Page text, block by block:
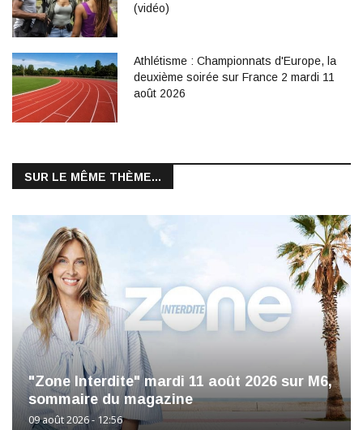
(vidéo)
Athlétisme : Championnats d'Europe, la
deuxième soirée sur France 2 mardi 11
août 2026
SUR LE MÊME THÈME...
"Zone Interdite" mardi 11 août 2026 sur M6,
sommaire du magazine
09 août 2026 - 12:56